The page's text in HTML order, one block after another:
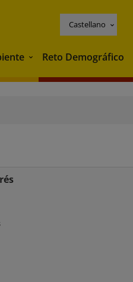
Castellano
Medio Ambiente
Reto Demográfico